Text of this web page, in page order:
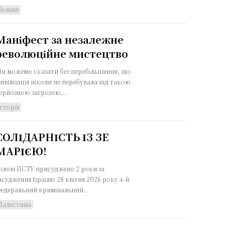
за незалежне
мистецтво
можемо сказати без перебільшення, що
ніколи не перебувала під такою
загрозою,...
ІЗ ЗЕ
ПСТУ присуджено 2 роки за
Ізраїлю 28 квітня 2026 року 4-й
кримінальний...